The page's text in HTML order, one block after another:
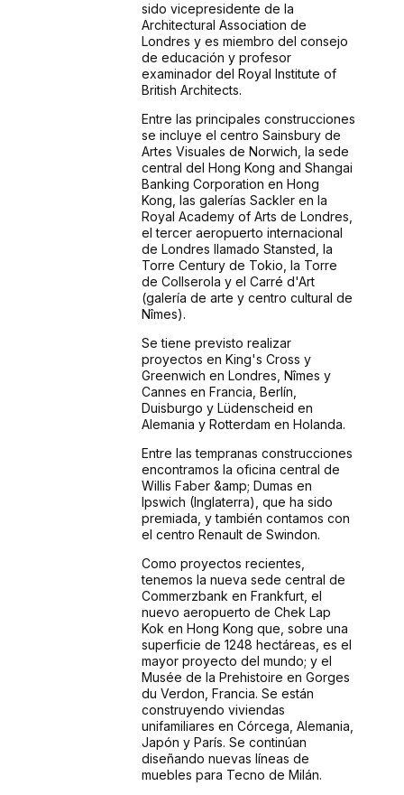
sido vicepresidente de la
Architectural Association de
Londres y es miembro del consejo
de educación y profesor
examinador del Royal Institute of
British Architects.
Entre las principales construcciones
se incluye el centro Sainsbury de
Artes Visuales de Norwich, la sede
central del Hong Kong and Shangai
Banking Corporation en Hong
Kong, las galerías Sackler en la
Royal Academy of Arts de Londres,
el tercer aeropuerto internacional
de Londres llamado Stansted, la
Torre Century de Tokio, la Torre
de Collserola y el Carré d'Art
(galería de arte y centro cultural de
Nîmes).
Se tiene previsto realizar
proyectos en King's Cross y
Greenwich en Londres, Nîmes y
Cannes en Francia, Berlín,
Duisburgo y Lüdenscheid en
Alemania y Rotterdam en Holanda.
Entre las tempranas construcciones
encontramos la oficina central de
Willis Faber &amp; Dumas en
Ipswich (Inglaterra), que ha sido
premiada, y también contamos con
el centro Renault de Swindon.
Como proyectos recientes,
tenemos la nueva sede central de
Commerzbank en Frankfurt, el
nuevo aeropuerto de Chek Lap
Kok en Hong Kong que, sobre una
superficie de 1248 hectáreas, es el
mayor proyecto del mundo; y el
Musée de la Prehistoire en Gorges
du Verdon, Francia. Se están
construyendo viviendas
unifamiliares en Córcega, Alemania,
Japón y París. Se continúan
diseñando nuevas líneas de
muebles para Tecno de Milán.